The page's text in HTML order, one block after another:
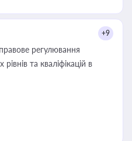
+9
регулювання
та кваліфікацій в